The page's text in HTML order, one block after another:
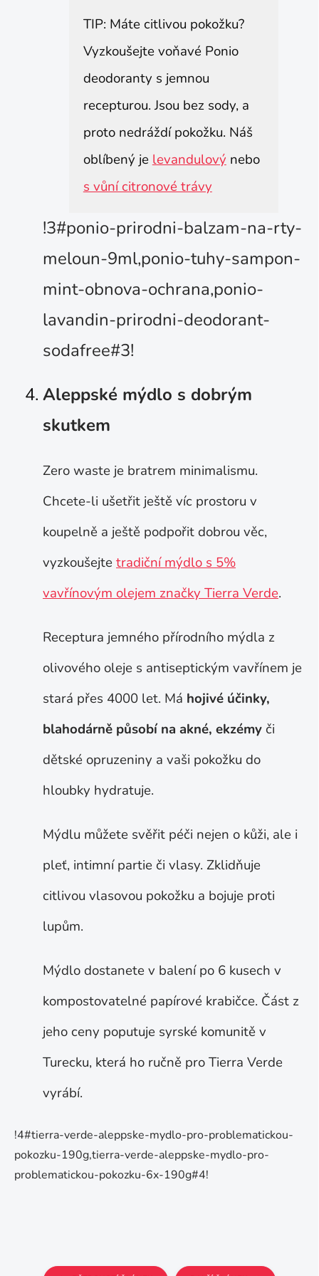
TIP: Máte citlivou pokožku?
Vyzkoušejte voňavé Ponio
deodoranty s jemnou
recepturou. Jsou bez sody, a
proto nedráždí pokožku. Náš
oblíbený je levandulový nebo
s vůní citronové trávy
!3#ponio-prirodni-balzam-na-rty-
meloun-9ml,ponio-tuhy-sampon-
mint-obnova-ochrana,ponio-
lavandin-prirodni-deodorant-
sodafree#3!
Aleppské mýdlo s dobrým
skutkem
Zero waste je bratrem minimalismu.
Chcete-li ušetřit ještě víc prostoru v
koupelně a ještě podpořit dobrou věc,
vyzkoušejte tradiční mýdlo s 5%
vavřínovým olejem značky Tierra Verde.
Receptura jemného přírodního mýdla z
olivového oleje s antiseptickým vavřínem je
stará přes 4000 let. Má hojivé účinky,
blahodárně působí na akné, ekzémyči
dětské opruzeniny a vaši pokožku do
hloubky hydratuje.
Mýdlu můžete svěřit péči nejen o kůži, ale i
pleť, intimní partie či vlasy. Zklidňuje
citlivou vlasovou pokožku a bojuje proti
lupům.
Mýdlo dostanete v balení po 6 kusech v
kompostovatelné papírové krabičce. Část z
jeho ceny poputuje syrské komunitě v
Turecku, která ho ručně pro Tierra Verde
vyrábí.
!4#tierra-verde-aleppske-mydlo-pro-problematickou-
pokozku-190g,tierra-verde-aleppske-mydlo-pro-
problematickou-pokozku-6x-190g#4!